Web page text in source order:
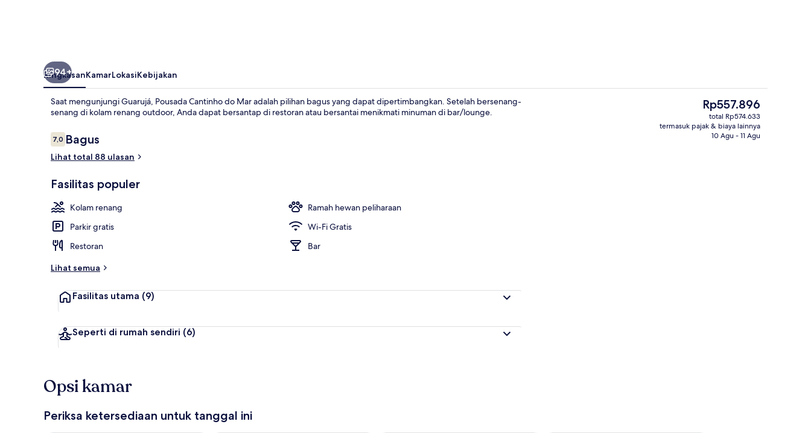
Kolam renang outdoor
Parkir mandiri gratis
94+
RingkasanKamarLokasiKebijakan
Saat mengunjungi Guarujá, Pousada Cantinho do Mar adalah pilihan bagus yang dapat dipertimbangkan. Setelah bersenang-
senang di kolam renang outdoor, Anda dapat bersantap di restoran atau bersantai menikmati minuman di bar/lounge.
Ulasan
7,07,0 dari 10
Bagus
Lihat total 88 ulasan
Fasilitas populer
Kolam renang
Ramah hewan peliharaan
Parkir gratis
Wi-Fi Gratis
Restoran
Bar
Lihat semua
Fasilitas utama (9)
Seperti di rumah sendiri (6)
Harga
saat
ini
Rp557.896
Rp557.896
total Rp574.633
termasuk pajak & biaya lainnya
10 Agu - 11 Agu
Opsi kamar
Periksa ketersediaan untuk tanggal ini